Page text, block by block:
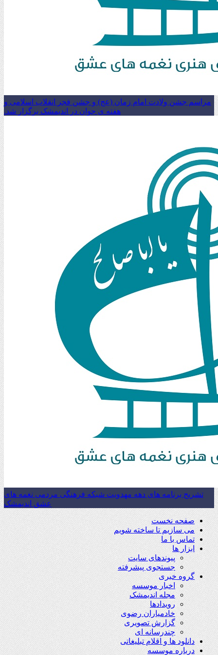
مراسم جشن ولادت امام زمان (عج) و جشن فجر انقلاب اسلامی و
هفته ی جوان در اندیمشک برگزار شد.
تشریح برنامه های دهه مهدویت شبکه فرهنگی مردمی نغمه های
عشق اندیمشک
صفحه نخست
می سازیم تا ساخته شویم
تماس با ما
ابزار ها
پیوندهای سایت
جستجوی پیشرفته
گروه خبری
اخبار موسسه
مجله اندیمشک
رویدادها
خادمیاران رضوی
گزارش تصویری
چندرسانه ای
دانلود ها و اقلام تبلیغاتی
درباره موسسه